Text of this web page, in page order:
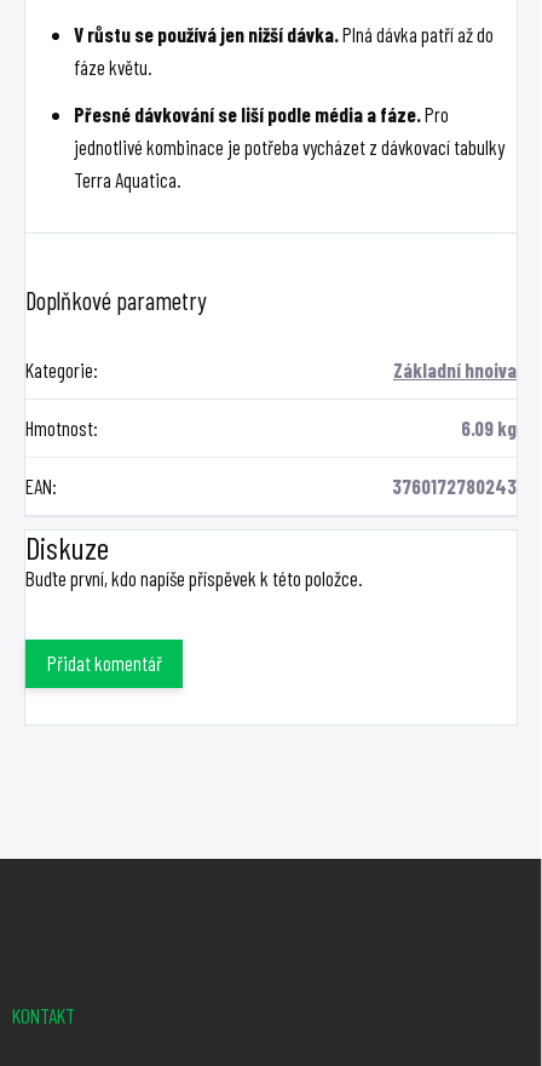
V růstu se používá jen nižší dávka. Plná dávka patří až do
fáze květu.
Přesné dávkování se liší podle média a fáze. Pro
jednotlivé kombinace je potřeba vycházet z dávkovací tabulky
Terra Aquatica.
Doplňkové parametry
Kategorie: Základní hnoiva
Hmotnost: 6.09 kg
EAN: 3760172780243
Diskuze
Buďte první, kdo napíše příspěvek k této položce.
Přidat komentář
KONTAKT